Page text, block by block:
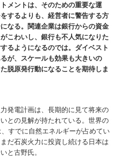
メントは、そのための重要な運
するよりも、経営者に警告する方
なる。関連企業は銀行からの資金
こわいし、銀行も不人気になりた
るようになるのでは。ダイベスト
が、スケールも効果も大きいの
脱原発行動になることを期待しま
発電計画は、長期的に見て将来の
との見解が持たれている。世界の
すでに自然エネルギーが占めてい
だ石炭火力に投資し続ける日本は
と古野氏。